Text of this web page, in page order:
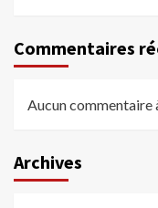
Commentaires
Aucun commentaire
Archives